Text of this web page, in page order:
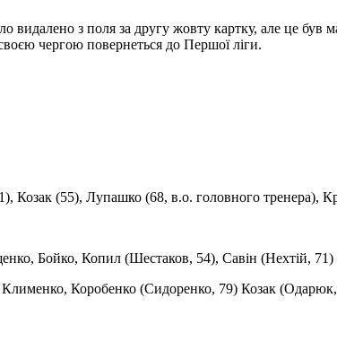
видалено з поля за другу жовту картку, але це був
чергою повернеться до Першої ліги.
(55), Лупашко (68, в.о. головного тренера),
Бойко, Копил (Шестаков, 54), Савін (Нехтій,
Коробенко (Сидоренко, 79) Козак